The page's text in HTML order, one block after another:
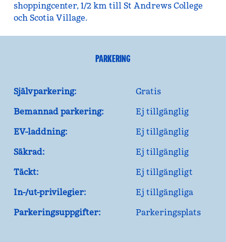
shoppingcenter, 1/2 km till St Andrews College
och Scotia Village.
PARKERING
Självparkering:
Gratis
Bemannad parkering:
Ej tillgänglig
EV-laddning:
Ej tillgänglig
Säkrad:
Ej tillgänglig
Täckt:
Ej tillgängligt
In-/ut-privilegier:
Ej tillgängliga
Parkeringsuppgifter:
Parkeringsplats